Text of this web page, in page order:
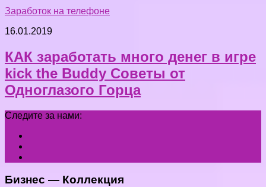
Заработок на телефоне
16.01.2019
КАК заработать много денег в игре
kick the Buddy Советы от
Одноглазого Горца
Следите за нами:
Бизнес — Коллекция